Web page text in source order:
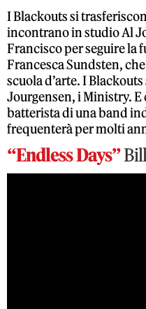
I Blackouts si
incontrano in studio Al
Francisco per seguire la
Francesca Sundsten,
scuola d’arte. I
Jourgensen, i Ministry.
batterista di una band
frequenterà per molti
“Endless Days”